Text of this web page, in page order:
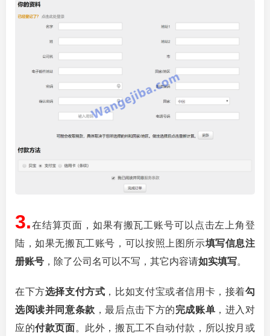
3.在结算页面，如果有搬瓦工账号可以点击左上角登
陆，如果无搬瓦工账号，可以按照上图所示填写信息注
册账号 ，除了公司名可以不写，其它内容请如实填写。
在下方选择支付方式 ，比如支付宝或者信用卡，接着勾
选阅读并同意条款 ，最后点击下方的完成账单 ，进入对
应的付款页面。此外，搬瓦工不自动付款，所以按月或